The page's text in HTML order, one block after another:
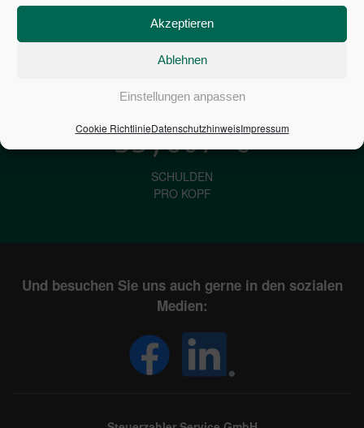
Akzeptieren
Ablehnen
Einstellungen anpassen
Cookie RichtlinieDatenschutzhinweisImpressum
2,805,140,613,084
STAATSVERSCHULDUNG
33,607€
SCHULDEN
PRO KOPF
Und besuchen Sie uns auch gerne in den sozialen
Medien: